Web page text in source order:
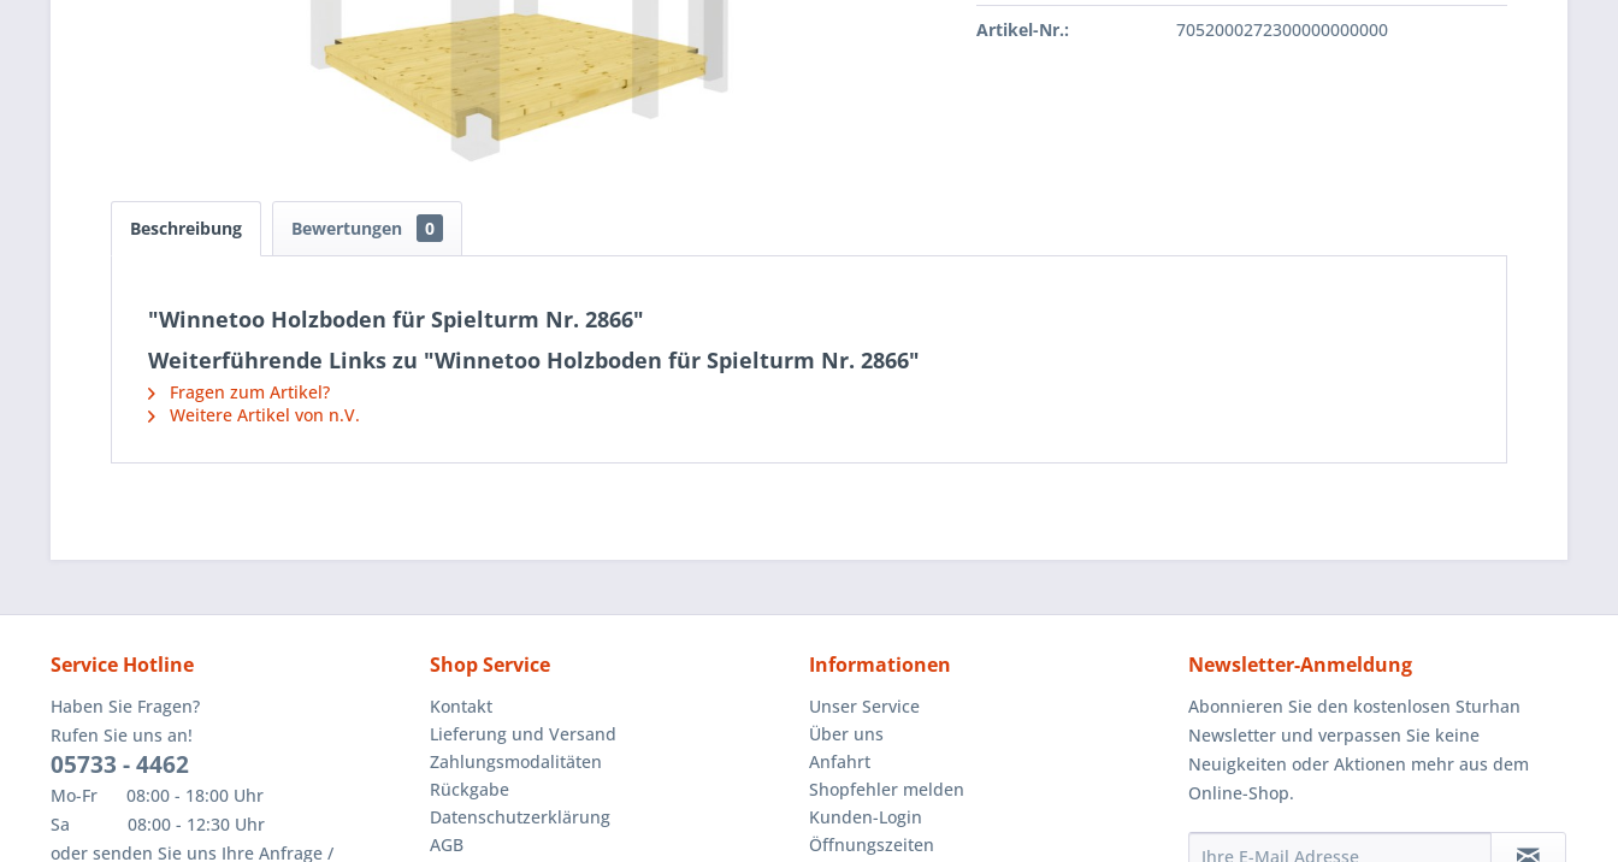
Artikel-Nr.: 7052000272300000000000
Beschreibung Bewertungen 0
"Winnetoo Holzboden für Spielturm Nr. 2866"
Weiterführende Links zu "Winnetoo Holzboden für Spielturm Nr. 2866"
Fragen zum Artikel?
Weitere Artikel von n.V.
Service Hotline
Haben Sie Fragen?
Rufen Sie uns an!
05733 - 4462
Mo-Fr 08:00 - 18:00 Uhr
Sa 08:00 - 12:30 Uhr
oder senden Sie uns Ihre Anfrage /
Shop Service
Kontakt
Lieferung und Versand
Zahlungsmodalitäten
Rückgabe
Datenschutzerklärung
AGB
Informationen
Unser Service
Über uns
Anfahrt
Shopfehler melden
Kunden-Login
Öffnungszeiten
Newsletter-Anmeldung
Abonnieren Sie den kostenlosen Sturhan
Newsletter und verpassen Sie keine
Neuigkeiten oder Aktionen mehr aus dem
Online-Shop.